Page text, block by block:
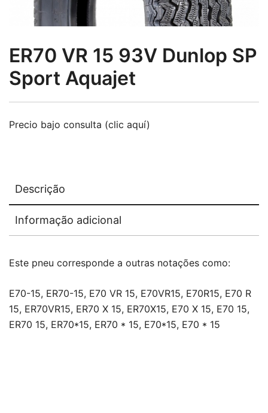
ER70 VR 15 93V Dunlop SP
Sport Aquajet
Precio bajo consulta (clic aquí)
Descrição
Informação adicional
Este pneu corresponde a outras notações como:
E70-15, ER70-15, E70 VR 15, E70VR15, E70R15, E70 R
15, ER70VR15, ER70 X 15, ER70X15, E70 X 15, E70 15,
ER70 15, ER70*15, ER70 * 15, E70*15, E70 * 15